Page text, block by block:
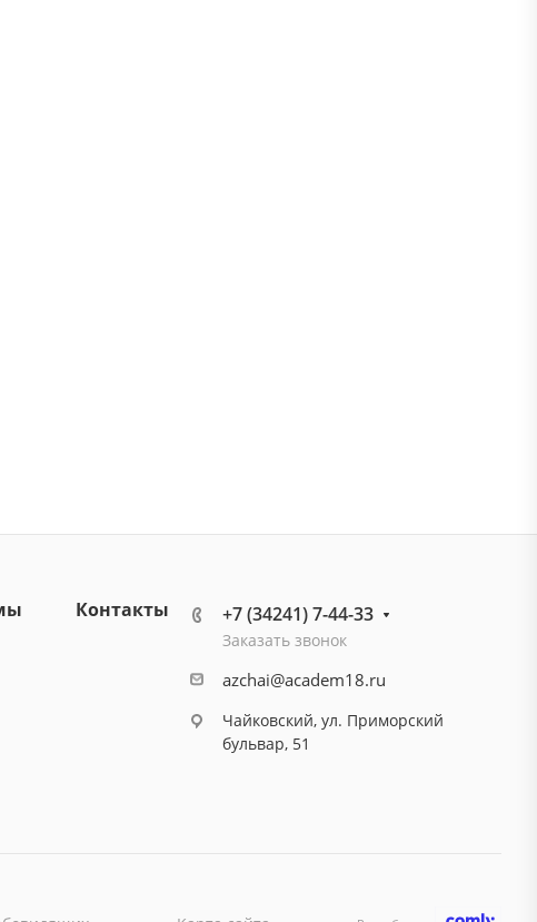
Контакты +7 (34241) 7-44-33
Заказать звонок
azchai@academ18.ru
Чайковский, ул. Приморский
бульвар, 51